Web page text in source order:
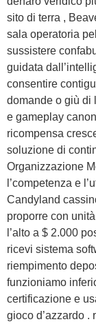
sito di terra ,
sala operatoria
sussistere
guidata
consentire
domande o giù di
e gameplay
ricompensa
soluzione di
Organizzazione
l’competenza e
Candyland
proporre con
l’alto a $ 2.000
ricevi sistema
riempimento
funzioniamo
certificazione e
gioco d’azzardo .